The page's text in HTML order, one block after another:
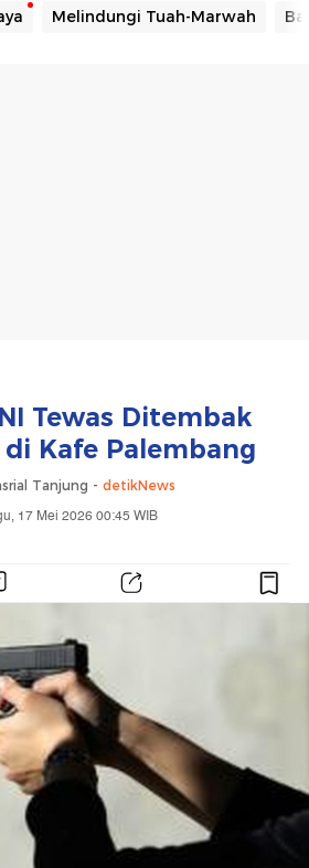
Melindungi Tuah-Marwah
Tewas Ditembak
di Kafe Palembang
Tanjung - detikNews
17 Mei 2026 00:45 WIB